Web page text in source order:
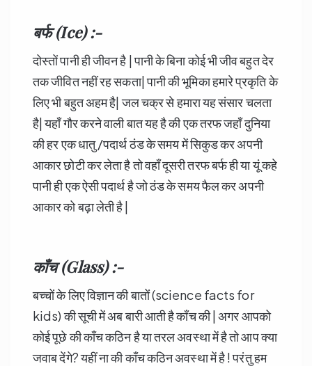
बर्फ (Ice) :-
दोस्तों पानी ही जीवन है | पानी के बिना कोई भी जीव बहुत देर
तक जीवित नहीं रह सकता| पानी की भूमिका हमारे प्रकृति के
लिए भी बहुत अहम है| जल चक्र से हमारा यह संसार चलता
है| यहाँ गौर करने वाली बात यह है की एक तरफ जहाँ दुनिया
की हर एक धातु /पदार्थ ठंड के समय में सिकुड कर अपनी
आकार छोटी कर लेता है तो वहाँ दूसरी तरफ बर्फ ही या यूं कहे
पानी ही एक ऐसी पदार्थ है जो ठंड के समय फैल कर अपनी
आकार को बढ़ा लेती है |
काँच (Glass) :-
बच्चों के लिए विज्ञान की बातों (science facts for
kids) की सूची में अब बारी आती है काँच की | अगर आपको
कोई पूछे की काँच कठिन है या तरल अवस्था में है तो आप क्या
जवाब देंगे? यहीं ना की काँच कठिन अवस्था में है ! परंतु हम